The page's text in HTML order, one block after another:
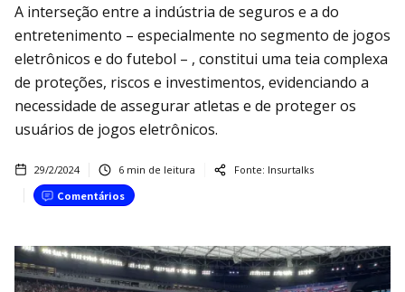
A interseção entre a indústria de seguros e a do
entretenimento – especialmente no segmento de jogos
eletrônicos e do futebol – , constitui uma teia complexa
de proteções, riscos e investimentos, evidenciando a
necessidade de assegurar atletas e de proteger os
usuários de jogos eletrônicos.
29/2/2024 6 min de leitura Fonte: Insurtalks
Comentários